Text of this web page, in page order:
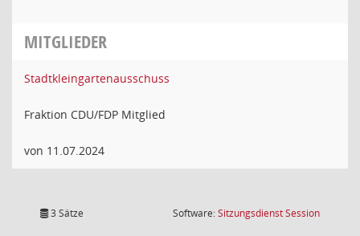
MITGLIEDER
Stadtkleingartenausschuss
Fraktion CDU/FDP Mitglied
von 11.07.2024
3 Sätze Software:SitzungsdienstSession(Wird in